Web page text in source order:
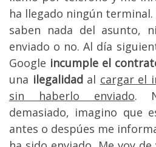
ha llegado ningún
saben nada del asunto,
enviado o no. Al día
Google incumple el
una ilegalidadal cargar el
sin haberlo enviado.
demasiado, imagino que
antes o despúes me